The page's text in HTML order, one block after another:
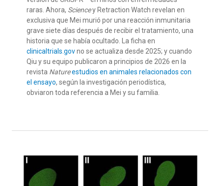
raras. Ahora, Sciencey Retraction Watch revelan en
exclusiva que Mei murió por una reacción inmunitaria
grave siete días después de recibir el tratamiento, una
historia que se había ocultado. La ficha en
clinicaltrials.govno se actualiza desde 2025; y cuando
Qiu y su equipo publicaron a principios de 2026 en la
revista Natureestudios en animales relacionados con
el ensayo, según la investigación periodística,
obviaron toda referencia a Mei y su familia.